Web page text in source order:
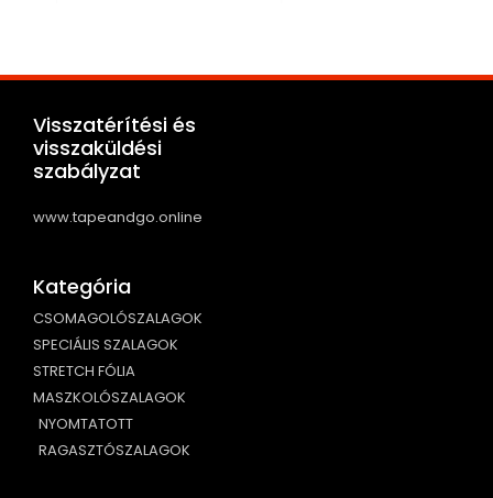
Visszatérítési és
visszaküldési
szabályzat
www.tapeandgo.online
Kategória
CSOMAGOLÓSZALAGOK
SPECIÁLIS SZALAGOK
STRETCH FÓLIA
MASZKOLÓSZALAGOK
NYOMTATOTT
RAGASZTÓSZALAGOK